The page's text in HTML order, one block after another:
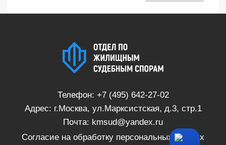
Телефон: +7 (495) 642-27-02
Адрес: г.Москва, ул.Марксистская, д.3, стр.1
Почта: kmsud@yandex.ru
Согласие на обработку персональных данных